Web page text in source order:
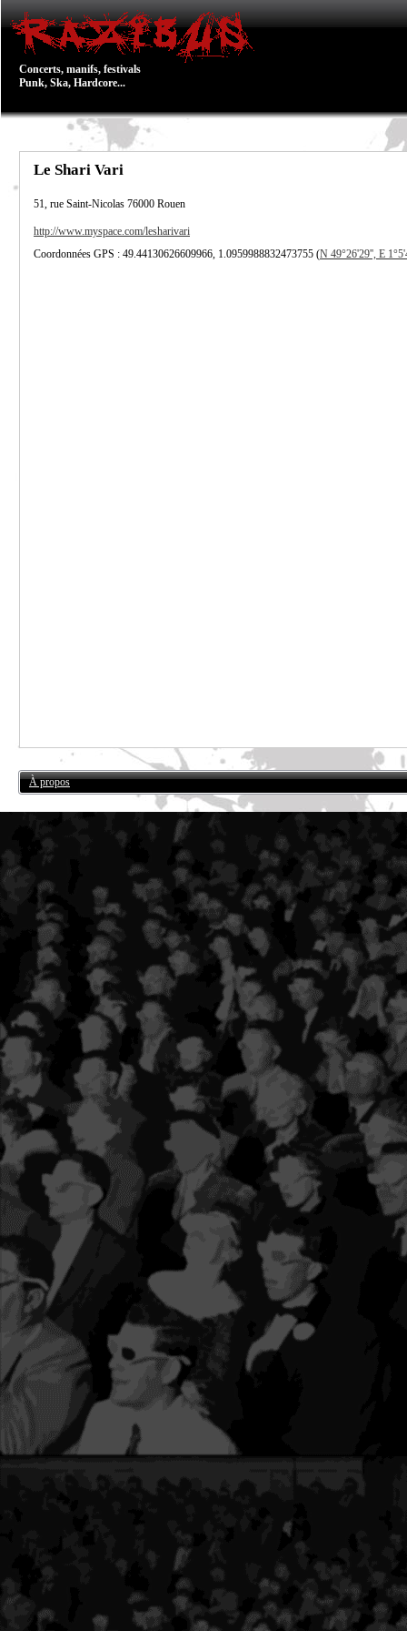
Concerts, manifs, festivals
Punk, Ska, Hardcore...
Le Shari Vari
51, rue Saint-Nicolas 76000 Rouen
http://www.myspace.com/lesharivari
Coordonnées GPS : 49.44130626609966, 1.0959988832473755 (N 49°26'29'', E
À propos